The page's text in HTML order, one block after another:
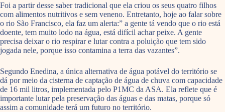
Foi a partir desse saber tradicional que ela criou os seus quatro filhos
com alimentos nutritivos e sem veneno. Entretanto, hoje ao falar sobre
o rio São Francisco, ela faz um alerta:” a gente tá vendo que o rio está
doente, tem muito lodo na água, está difícil achar peixe. A gente
precisa deixar o rio respirar e lutar contra a poluição que tem sido
jogada nele, porque isso contamina a terra das vazantes”.
Segundo Enedina, a única alternativa de água potável do território se
dá por meio da cisterna de captação de água de chuva com capacidade
de 16 mil litros, implementada pelo P1MC da ASA. Ela reflete que é
importante lutar pela preservação das águas e das matas, porque só
assim a comunidade terá um futuro no território.